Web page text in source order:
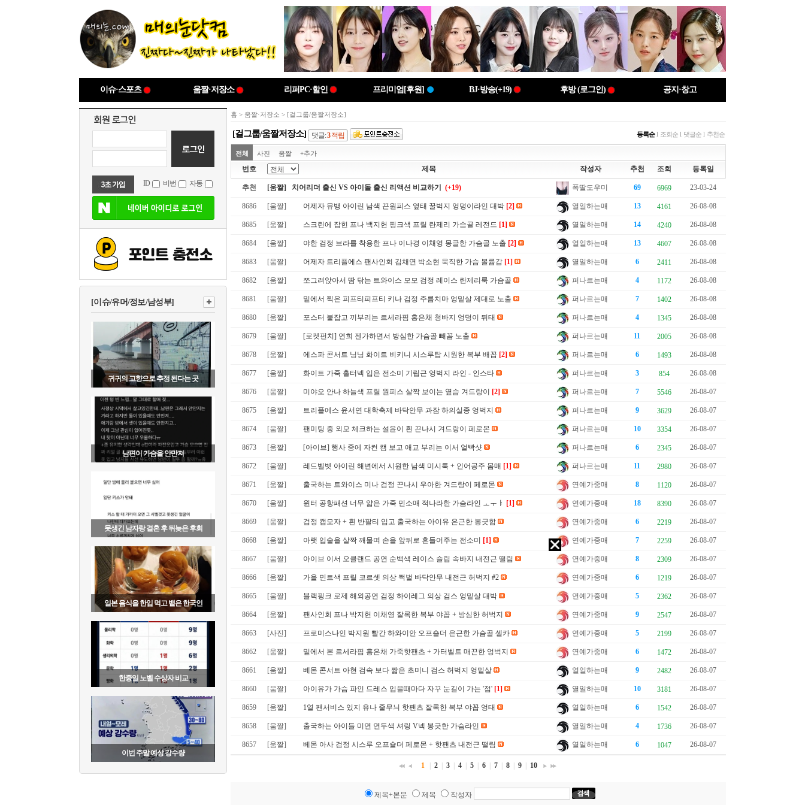
이슈·스포츠 움짤·저장소 리퍼PC·할인 프리미엄[후원] BJ·방송(+19) 후방 (로그인) 공지·창고
ID 비번 자동
[이슈/유머/정보/남성부]
귀귀의 고향으로 추정 된다는 곳
남편이 가슴을 안만져
못생긴 남자랑 결혼 후 뒤늦은 후회
일본 음식을 한입 먹고 뱉은 한국인
한중일 노벨 수상자 비교
이번 주말 예상 강수량
홈 > 움짤·저장소 > [걸그룹/움짤저장소]
[걸그룹/움짤저장소] 댓글:3적립 등록순l 조회순 l 댓글순 l 추천순
전체 사진 움짤 +추가
번호 제목 작성자 추천 조회 등록일
추천 [움짤] 치어리더 출신 VS 아이돌 출신 리액션 비교하기 (+19) 폭딸도우미 69 6969 23-03-24
8686 [움짤] 어제자 뮤뱅 아이린 남색 끈원피스 옆태 꿀벅지 엉덩이라인 대박 [2] 열일하는매 13 4161 26-08-08
8685 [움짤] 스크린에 잡힌 프나 백지헌 핑크색 프릴 란제리 가슴골 레전드 [1] 열일하는매 14 4240 26-08-08
8684 [움짤] 야한 검정 브라를 착용한 프나 이나경 이채영 몽글한 가슴골 노출 [2] 열일하는매 13 4607 26-08-08
8683 [움짤] 어제자 트리플에스 팬사인회 김채연 박소현 묵직한 가슴 볼륨감 [1] 열일하는매 6 2411 26-08-08
8682 [움짤] 쪼그려앉아서 땀 닦는 트와이스 모모 검정 레이스 란제리룩 가슴골 퍼나르는매 4 1172 26-08-08
8681 [움짤] 밑에서 찍은 피프티피프티 키나 검정 주름치마 엉밑살 제대로 노출 퍼나르는매 7 1402 26-08-08
8680 [움짤] 포스터 붙잡고 끼부리는 르세라핌 홍은채 청바지 엉덩이 뒤태 퍼나르는매 4 1345 26-08-08
8679 [움짤] [로켓펀치] 연희 젠가하면서 방심한 가슴골 빼꼼 노출 퍼나르는매 11 2005 26-08-08
8678 [움짤] 에스파 콘서트 닝닝 화이트 비키니 시스루탑 시원한 복부 배꼽 [2] 퍼나르는매 6 1493 26-08-08
8677 [움짤] 화이트 가죽 홀터넥 입은 전소미 기립근 엉벅지 라인 - 인스타 퍼나르는매 3 854 26-08-08
8676 [움짤] 미야오 안나 하늘색 프릴 원피스 살짝 보이는 옆슴 겨드랑이 [2] 퍼나르는매 7 5546 26-08-07
8675 [움짤] 트리플에스 윤서연 대학축제 바닥안무 과잠 하의실종 엉벅지 퍼나르는매 9 3629 26-08-07
8674 [움짤] 팬미팅 중 외모 체크하는 설윤이 흰 끈나시 겨드랑이 페로몬 퍼나르는매 10 3354 26-08-07
8673 [움짤] [아이브] 행사 중에 자컨 캠 보고 애교 부리는 이서 얼빡샷 퍼나르는매 6 2345 26-08-07
8672 [움짤] 레드벨벳 아이린 해변에서 시원한 남색 미시룩 + 인어공주 몸매 [1] 퍼나르는매 11 2980 26-08-07
8671 [움짤] 출국하는 트와이스 미나 검정 끈나시 우아한 겨드랑이 페로몬 연예가중매 8 1120 26-08-07
8670 [움짤] 윈터 공항패션 너무 얇은 가죽 민소매 적나라한 가슴라인 ㅗㅜㅑ [1] 연예가중매 18 8390 26-08-07
8669 [움짤] 검정 캡모자 + 흰 반팔티 입고 출국하는 아이유 은근한 봉긋함 연예가중매 6 2219 26-08-07
8668 [움짤] 아랫 입술을 살짝 깨물며 손을 앞뒤로 흔들어주는 전소미 [1] 연예가중매 7 2259 26-08-07
8667 [움짤] 아이브 이서 오클랜드 공연 순백색 레이스 슬립 속바지 내전근 떨림 연예가중매 8 2309 26-08-07
8666 [움짤] 가을 민트색 프릴 코르셋 의상 쩍벌 바닥안무 내전근 허벅지 #2 연예가중매 6 1219 26-08-07
8665 [움짤] 블랙핑크 로제 해외공연 검정 하이레그 의상 검스 엉밑살 대박 연예가중매 5 2362 26-08-07
8664 [움짤] 팬사인회 프나 박지헌 이채영 잘록한 복부 야꼽 + 방심한 허벅지 연예가중매 9 2547 26-08-07
8663 [사진] 프로미스나인 박지원 빨간 하와이안 오프숄더 은근한 가슴골 셀카 연예가중매 5 2199 26-08-07
8662 [움짤] 밑에서 본 르세라핌 홍은채 가죽핫팬츠 + 가터벨트 매끈한 엉벅지 연예가중매 6 1472 26-08-07
8661 [움짤] 베몬 콘서트 아현 검속 보다 짧은 초미니 검스 허벅지 엉밑살 열일하는매 9 2482 26-08-07
8660 [움짤] 아이유가 가슴 파인 드레스 입을때마다 자꾸 눈길이 가는 '점' [1] 열일하는매 10 3181 26-08-07
8659 [움짤] 1열 팬서비스 있지 유나 줄무늬 핫팬츠 잘록한 복부 야꼽 엉태 열일하는매 6 1542 26-08-07
8658 [움짤] 출국하는 아이들 미연 연두색 셔링 V넥 봉긋한 가슴라인 열일하는매 4 1736 26-08-07
8657 [움짤] 베몬 아사 검정 시스루 오프숄더 페로몬 + 핫팬츠 내전근 떨림 열일하는매 6 1047 26-08-07
1 2 3 4 5 6 7 8 9 10
제목+본문 제목 작성자